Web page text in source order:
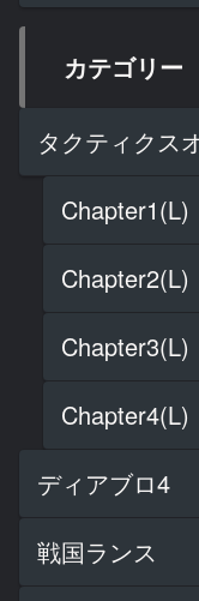
カテゴリー
タクティクス
Chapter1(L)
Chapter2(L)
Chapter3(L)
Chapter4(L)
ディアブロ4
戦国ランス